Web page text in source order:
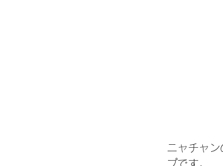
ニャチャ
プです。